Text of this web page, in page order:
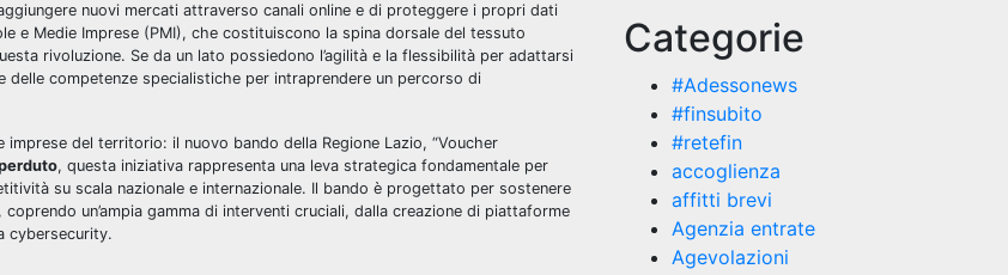
nuovi mercati attraverso canali online e di proteggere i propri dati
e Medie Imprese (PMI), che costituiscono la spina dorsale del tessuto
rivoluzione. Se da un lato possiedono l’agilità e la flessibilità per adattarsi
delle competenze specialistiche per intraprendere un percorso di
del territorio: il nuovo bando della Regione Lazio, “Voucher
, questa iniziativa rappresenta una leva strategica fondamentale per
su scala nazionale e internazionale. Il bando è progettato per sostenere
un’ampia gamma di interventi cruciali, dalla creazione di piattaforme
cybersecurity.
Categorie
#Adessonews
#finsubito
#retefin
accoglienza
affitti brevi
Agenzia entrate
Agevolazioni